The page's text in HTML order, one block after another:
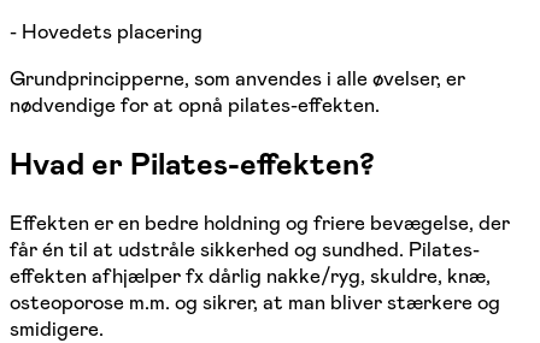
- Hovedets placering
Grundprincipperne, som anvendes i alle øvelser, er
nødvendige for at opnå pilates-effekten.
Hvad er Pilates-effekten?
Effekten er en bedre holdning og friere bevægelse, der
får én til at udstråle sikkerhed og sundhed. Pilates-
effekten afhjælper fx dårlig nakke/ryg, skuldre, knæ,
osteoporose m.m. og sikrer, at man bliver stærkere og
smidigere.